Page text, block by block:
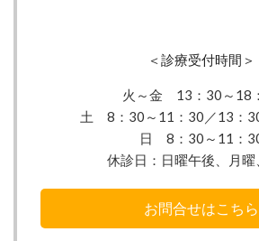
＜診療受付時間＞
火～金 13：30 ～18
土 8：30～11：30／13：
日 8：30～11：
休診日： 日曜午後、月曜
お問合せはこちら